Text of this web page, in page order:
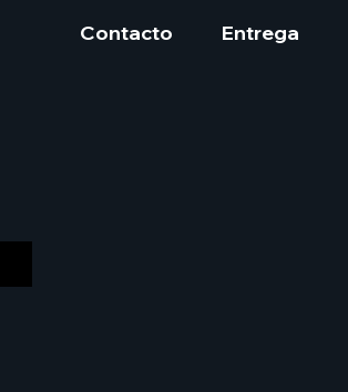
Contacto Entrega